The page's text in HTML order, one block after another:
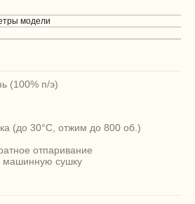
модели
(100% п/э)
(до 30°C, отжим до 800 об.)
отпаривание
машинную сушку